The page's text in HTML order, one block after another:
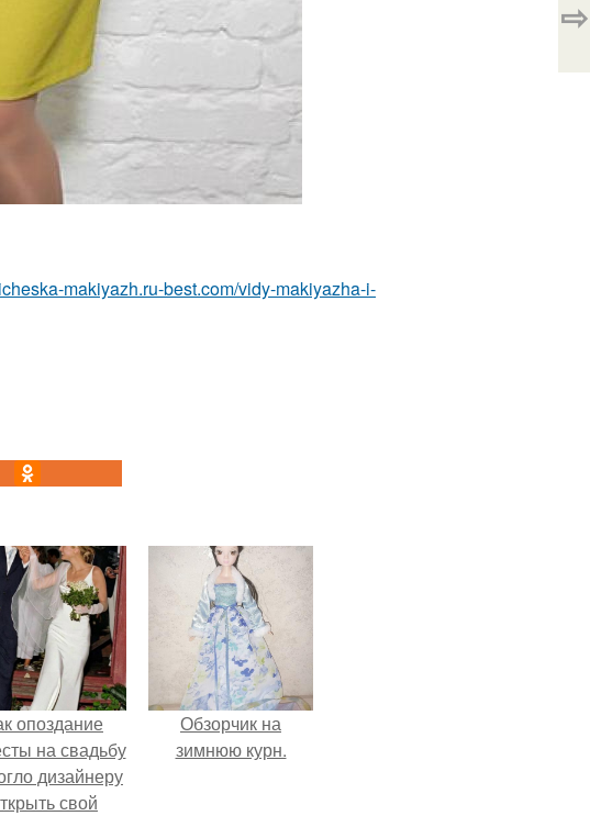
makiyazh.ru-best.com/vidy-makiyazha-i-
⇨
опоздание
на свадьбу
дизайнеру
свой
Обзорчик на
зимнюю курн.